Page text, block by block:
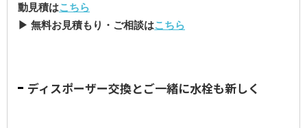
動見積はこちら
▶ 無料お見積もり・ご相談はこちら
ディスポーザー交換とご一緒に水栓も新しく